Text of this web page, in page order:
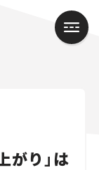
がり」は